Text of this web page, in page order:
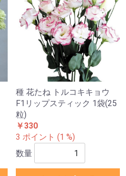
種 花たね トルコキキョウ
F1リップスティック 1袋(25
粒)
￥330
3 ポイント (1 %)
数量